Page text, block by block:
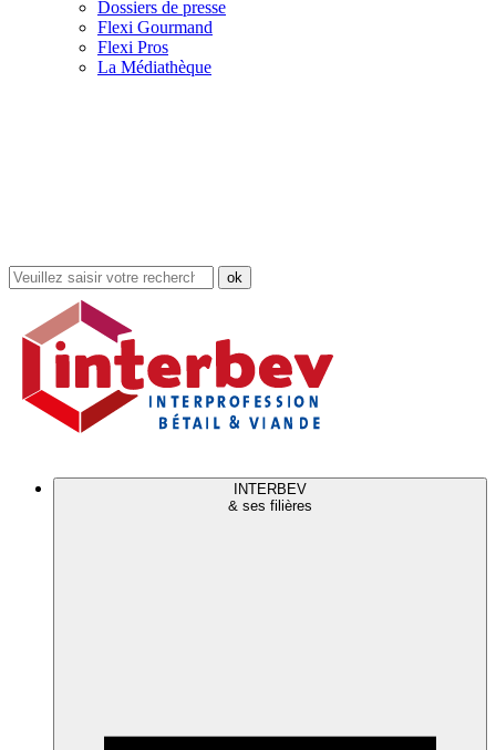
Dossiers de presse
Flexi Gourmand
Flexi Pros
La Médiathèque
Rechercher
dans
site
INTERBEV
& ses filières